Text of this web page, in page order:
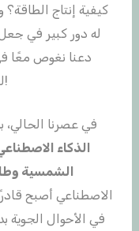
كيفية إنتاج
له دور كبير في
دعنا نغوص معًا
لتصنع فرقًا حقيقيًا في استدامة كوكبنا!
في عصرنا
الذكاء
الشمسية
الاصطناعي أصبح
في الأحوال